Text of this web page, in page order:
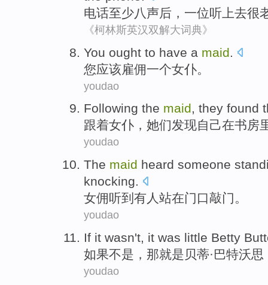
电话至少八声后 ， 一位听上去很
《柯林斯英汉双解大词典》
You ought to have a maid
您应该雇佣一个女仆。
youdao
Following the maid, they found
跟着女仆 ， 她们发现自己在书房
youdao
The maid heard someone
knocking.
女佣听到 有人 站在门口敲门。
youdao
If it wasn't, it was little Betty
如果不是 ， 那就是贝蒂·巴特沃思
youdao